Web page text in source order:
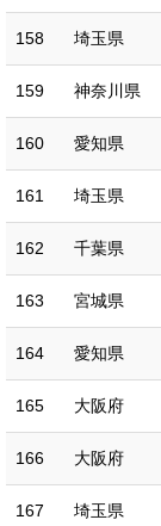
158 埼玉県
159 神奈川県
160 愛知県
161 埼玉県
162 千葉県
163 宮城県
164 愛知県
165 大阪府
166 大阪府
167 埼玉県